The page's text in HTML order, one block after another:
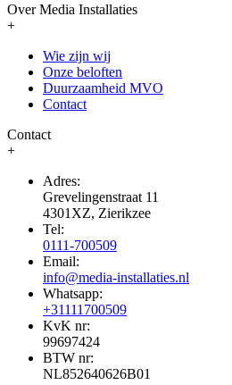
Over Media Installaties
+
Wie zijn wij
Onze beloften
Duurzaamheid MVO
Contact
Contact
+
Adres:
Grevelingenstraat 11
4301XZ, Zierikzee
Tel:
0111-700509
Email:
info@media-installaties.nl
Whatsapp:
+31111700509
KvK nr:
99697424
BTW nr:
NL852640626B01